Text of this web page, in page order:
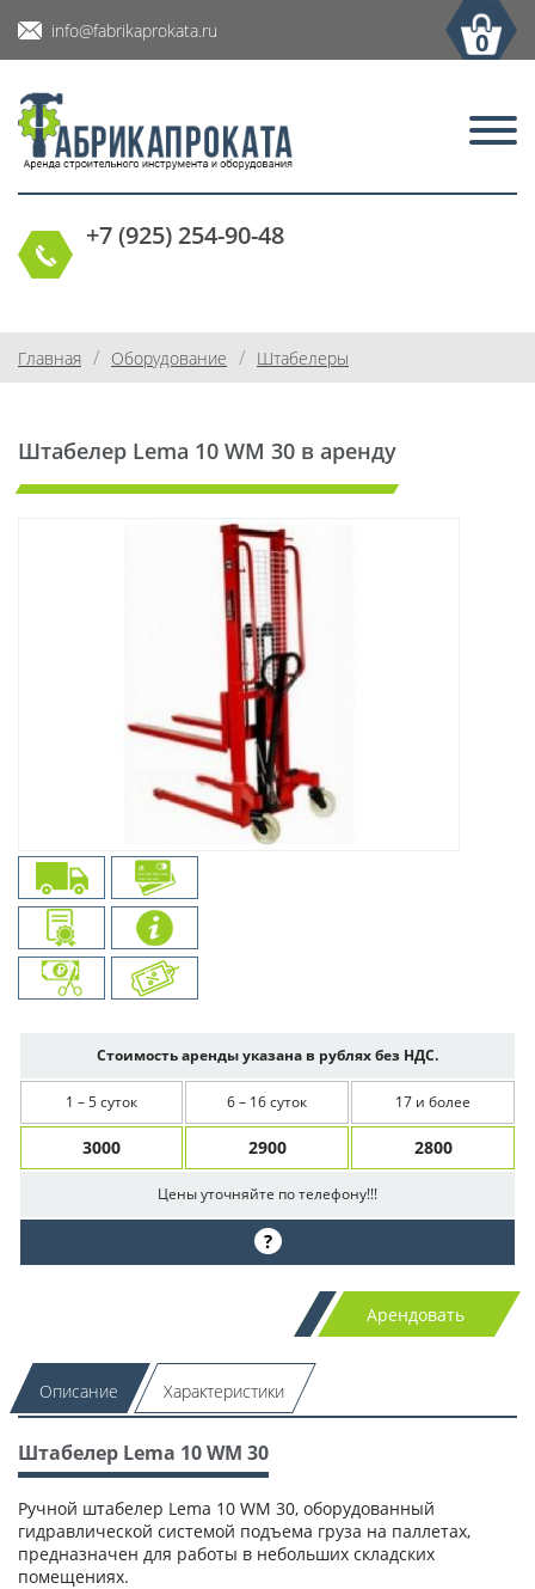
info@fabrikaprokata.ru 0
+7 (925) 254-90-48
Главная / Оборудование / Штабелеры
Штабелер Lema 10 WM 30 в аренду
Стоимость аренды указана в рублях без НДС.
1 – 5 суток 6 – 16 суток 17 и более
3000 2900 2800
Цены уточняйте по телефону!!!
?
Арендовать
Описание Характеристики
Штабелер Lema 10 WM 30
Ручной штабелер Lema 10 WM 30, оборудованный
гидравлической системой подъема груза на паллетах,
предназначен для работы в небольших складских
помещениях.